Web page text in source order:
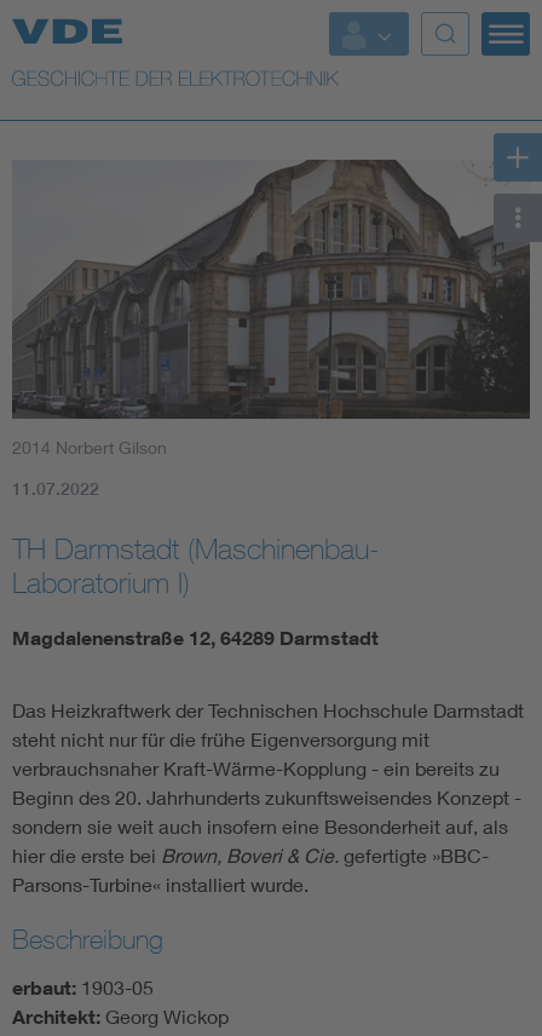
Top Themen
Weitere Themen
2014 Norbert Gilson
11.07.2022
TH Darmstadt (Maschinenbau-
Laboratorium I)
Magdalenenstraße 12, 64289 Darmstadt
Das Heizkraftwerk der Technischen Hochschule Darmstadt
steht nicht nur für die frühe Eigenversorgung mit
verbrauchsnaher Kraft-Wärme-Kopplung - ein bereits zu
Beginn des 20. Jahrhunderts zukunftsweisendes Konzept -
sondern sie weit auch insofern eine Besonderheit auf, als
hier die erste bei Brown, Boveri & Cie. gefertigte »BBC-
Parsons-Turbine« installiert wurde.
Beschreibung
erbaut: 1903-05
Architekt: Georg Wickop